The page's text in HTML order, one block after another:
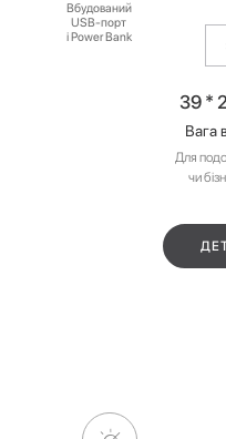
Вбудований
USB-порт
і Power Bank
39 *
Вага
Для
чи